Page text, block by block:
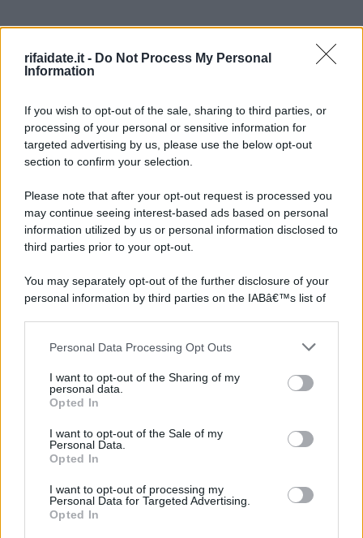
rifaidate.it - Do Not Process My Personal
Information
If you wish to opt-out of the sale, sharing to third parties, or
processing of your personal or sensitive information for
targeted advertising by us, please use the below opt-out
section to confirm your selection.
Please note that after your opt-out request is processed you
may continue seeing interest-based ads based on personal
information utilized by us or personal information disclosed to
third parties prior to your opt-out.
You may separately opt-out of the further disclosure of your
personal information by third parties on the IABâ€™s list of
This information may also be disclosed by us to third parties
further disclose it to other third parties.
Please note that this website/app uses one or more Google
services and may gather and store information including but
not limited to your visit or usage behaviour. You may click to
grant or deny consent to Google and its third-party tags to
consent section.
Personal Data Processing Opt Outs
I want to opt-out of the Sharing of my
personal data.
Opted In
I want to opt-out of the Sale of my
Personal Data.
Opted In
I want to opt-out of processing my
Personal Data for Targeted Advertising.
Opted In